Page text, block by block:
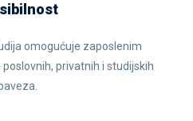
omogućuje zaposlenim
privatnih i studijskih